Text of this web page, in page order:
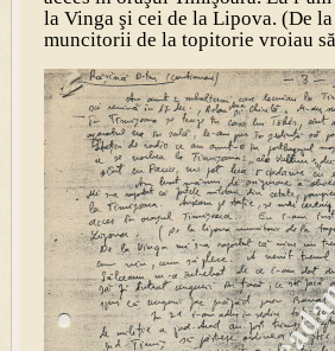
la Vinga şi cei de la Lipova. (De
muncitorii de la topitorie vroiau